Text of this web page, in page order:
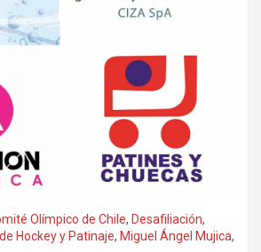
Olímpico de Chile, Desafiliación,
Hockey y Patinaje, Miguel Ángel Mujica,